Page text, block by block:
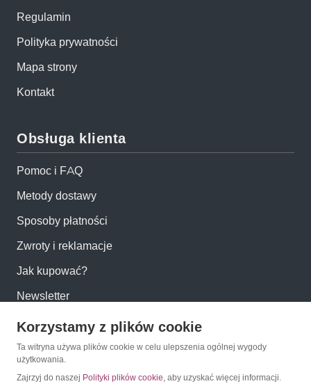
Regulamin
Polityka prywatności
Mapa strony
Kontakt
Obsługa klienta
Pomoc i FAQ
Metody dostawy
Sposoby płatności
Zwroty i reklamacje
Jak kupować?
Newsletter
Konto
Moje konto
Korzystamy z plików cookie
Ta witryna używa plików cookie w celu ulepszenia ogólnej wygody
użytkowania.
Zajrzyj do naszej Polityki plików cookie, aby uzyskać więcej informacji.